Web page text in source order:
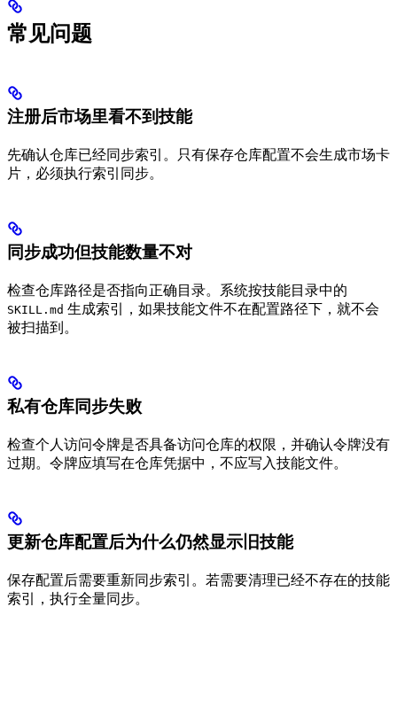
常见问题
注册后市场里看不到技能
先确认仓库已经同步索引。只有保存仓库配置不会生成市场卡
片，必须执行索引同步。
同步成功但技能数量不对
检查仓库路径是否指向正确目录。系统按技能目录中的
SKILL.md 生成索引，如果技能文件不在配置路径下，就不会
被扫描到。
私有仓库同步失败
检查个人访问令牌是否具备访问仓库的权限，并确认令牌没有
过期。令牌应填写在仓库凭据中，不应写入技能文件。
更新仓库配置后为什么仍然显示旧技能
保存配置后需要重新同步索引。若需要清理已经不存在的技能
索引，执行全量同步。